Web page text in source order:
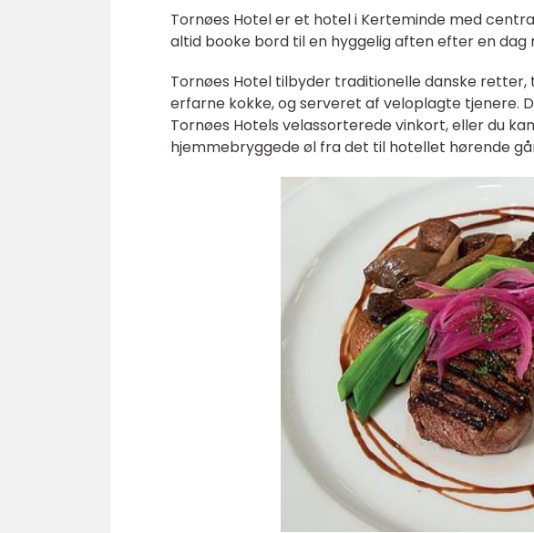
Tornøes Hotel er et hotel i Kerteminde med
altid booke bord til en hyggelig aften efter en dag
Tornøes Hotel tilbyder traditionelle danske
erfarne kokke, og serveret af veloplagte tjenere.
Tornøes Hotels velassorterede vinkort, eller du
hjemmebryggede øl fra det til hotellet hørende